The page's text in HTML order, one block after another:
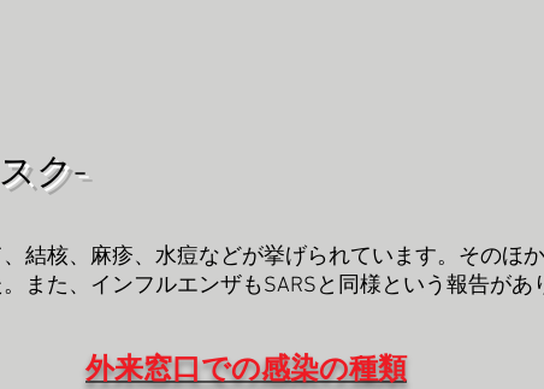
ク-
結核、麻疹、水痘などが挙げられています。そのほ
また、インフルエンザもSARSと同様という報告があ
外来窓口での感染の種類